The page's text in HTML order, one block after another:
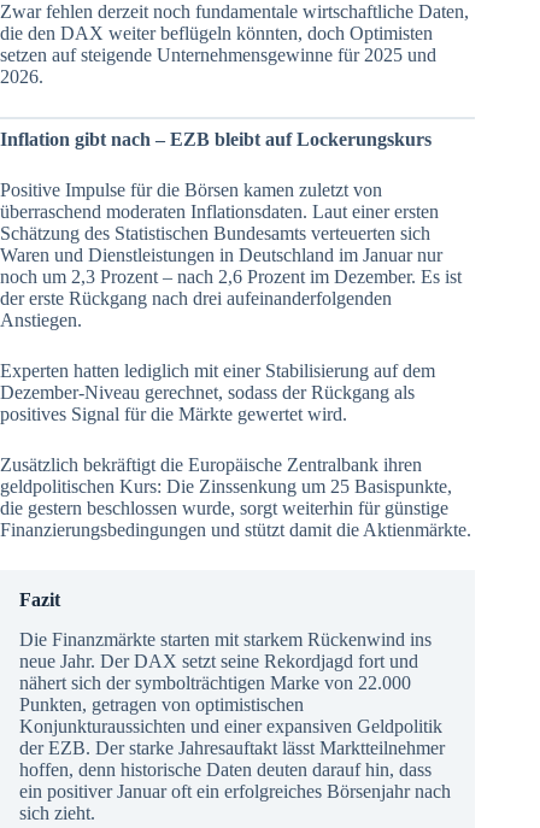
Zwar fehlen derzeit noch fundamentale wirtschaftliche Daten,
die den DAX weiter beflügeln könnten, doch Optimisten
setzen auf steigende Unternehmensgewinne für 2025 und
2026.
Inflation gibt nach – EZB bleibt auf Lockerungskurs
Positive Impulse für die Börsen kamen zuletzt von
überraschend moderaten Inflationsdaten. Laut einer ersten
Schätzung des Statistischen Bundesamts verteuerten sich
Waren und Dienstleistungen in Deutschland im Januar nur
noch um 2,3 Prozent – nach 2,6 Prozent im Dezember. Es ist
der erste Rückgang nach drei aufeinanderfolgenden
Anstiegen.
Experten hatten lediglich mit einer Stabilisierung auf dem
Dezember-Niveau gerechnet, sodass der Rückgang als
positives Signal für die Märkte gewertet wird.
Zusätzlich bekräftigt die Europäische Zentralbank ihren
geldpolitischen Kurs: Die Zinssenkung um 25 Basispunkte,
die gestern beschlossen wurde, sorgt weiterhin für günstige
Finanzierungsbedingungen und stützt damit die Aktienmärkte.
Fazit
Die Finanzmärkte starten mit starkem Rückenwind ins
neue Jahr. Der DAX setzt seine Rekordjagd fort und
nähert sich der symbolträchtigen Marke von 22.000
Punkten, getragen von optimistischen
Konjunkturaussichten und einer expansiven Geldpolitik
der EZB. Der starke Jahresauftakt lässt Marktteilnehmer
hoffen, denn historische Daten deuten darauf hin, dass
ein positiver Januar oft ein erfolgreiches Börsenjahr nach
sich zieht.